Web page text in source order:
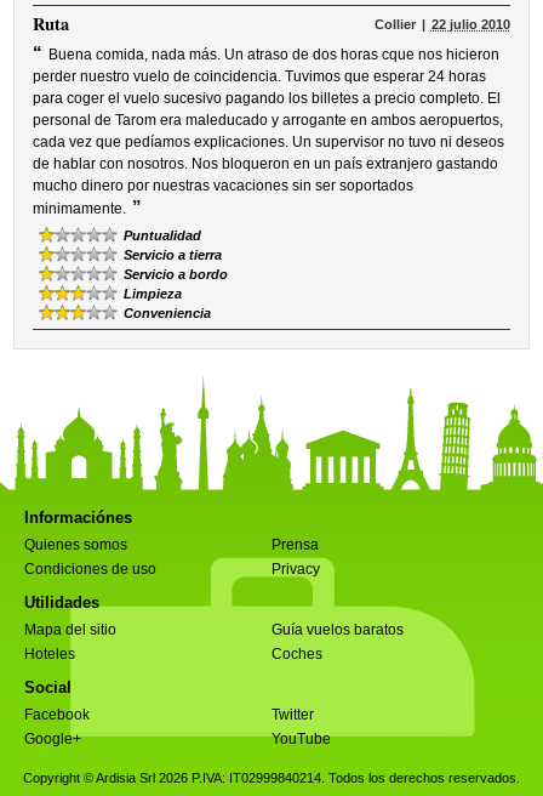
Ruta Collier 22 julio 2010
“ Buena comida, nada más. Un atraso de dos horas cque nos hicieron
perder nuestro vuelo de coincidencia. Tuvimos que esperar 24 horas
para coger el vuelo sucesivo pagando los billetes a precio completo. El
personal de Tarom era maleducado y arrogante en ambos aeropuertos,
cada vez que pedíamos explicaciones. Un supervisor no tuvo ni deseos
de hablar con nosotros. Nos bloqueron en un país extranjero gastando
mucho dinero por nuestras vacaciones sin ser soportados
minimamente. ”
Puntualidad
Servicio a tierra
Servicio a bordo
Limpieza
Conveniencia
Informaciónes
Quienes somos
Prensa
Condiciones de uso
Privacy
Utilidades
Mapa del sitio
Guía vuelos baratos
Hoteles
Coches
Social
Facebook
Twitter
Google+
YouTube
Copyright © Ardisia Srl 2026 P.IVA: IT02999840214. Todos los derechos reservados.